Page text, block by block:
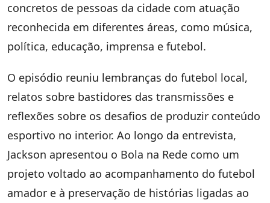
concretos de pessoas da cidade com atuação
reconhecida em diferentes áreas, como música,
política, educação, imprensa e futebol.
O episódio reuniu lembranças do futebol local,
relatos sobre bastidores das transmissões e
reflexões sobre os desafios de produzir conteúdo
esportivo no interior. Ao longo da entrevista,
Jackson apresentou o Bola na Rede como um
projeto voltado ao acompanhamento do futebol
amador e à preservação de histórias ligadas ao